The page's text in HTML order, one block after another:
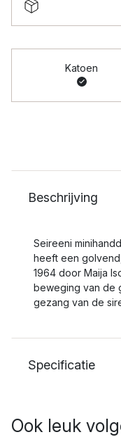
Katoen
Beschrijving
Seireeni
heeft een
1964 door Maija
beweging van de
gezang van de
Specificatie
Ook leuk